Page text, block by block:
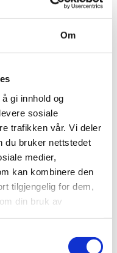
Om
gi innhold og
sosiale
trafikken vår. Vi deler
du bruker nettstedet
medier,
kan kombinere den
tilgjengelig for dem,
din bruk av
eller et cyberangrep.
nøyaktige og pålitelige
samarbeidsverktøy,
dataene dine i ulike
Exchange Online,
og Microsoft Teams.
365 Total Backup
og forskrifter som
om at dataene dine er i